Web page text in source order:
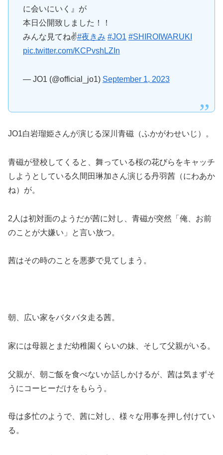
に会いにいく』が
本日公開致しました！！
みんな見てね✌#夜きみ #JO1 #SHIROIWARUKI
pic.twitter.com/KCPvshLZIn
— JO1 (@official_jo1) September 1, 2023
JO1白岩瑠姫さんが演じる深川青磁（ふかがわせいじ）。
青磁が登校してくると、舞っている桜の花びらをキャッチ
しようとしている久間田琳加さん演じる丹羽茜（にわあか
ね）が。
2人は初対面のようだが茜に対し、青磁が突然「俺、お前
のことが大嫌い」と言い放つ。
茜はその時のことを悪夢で見てしまう。
朝、広い家をバタバタ走る茜。
家には母親とまだ幼稚園くらいの妹、そして父親がいる。
父親が、朝ご飯を食べないか話しかけるが、茜は気まずそ
うにコーヒーだけをもらう。
母は多忙のようで、茜に対し、様々な用事を押し付けてい
る。